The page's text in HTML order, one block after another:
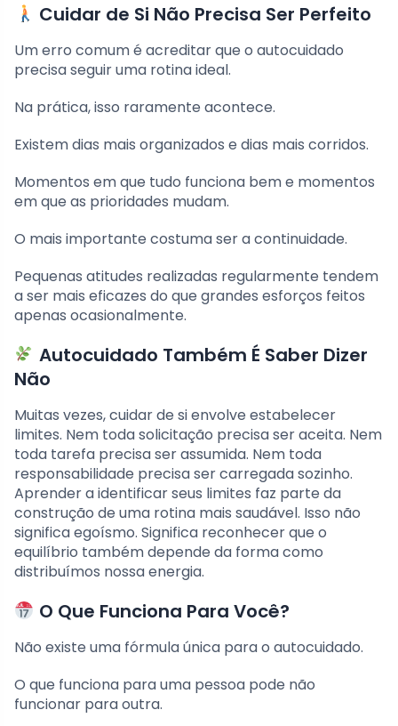
Cuidar de Si Não Precisa Ser Perfeito
Um erro comum é acreditar que o autocuidado
precisa seguir uma rotina ideal.
Na prática, isso raramente acontece.
Existem dias mais organizados e dias mais corridos.
Momentos em que tudo funciona bem e momentos
em que as prioridades mudam.
O mais importante costuma ser a continuidade.
Pequenas atitudes realizadas regularmente tendem
a ser mais eficazes do que grandes esforços feitos
apenas ocasionalmente.
Autocuidado Também É Saber Dizer
Não
Muitas vezes, cuidar de si envolve estabelecer
limites. Nem toda solicitação precisa ser aceita. Nem
toda tarefa precisa ser assumida. Nem toda
responsabilidade precisa ser carregada sozinho.
Aprender a identificar seus limites faz parte da
construção de uma rotina mais saudável. Isso não
significa egoísmo. Significa reconhecer que o
equilíbrio também depende da forma como
distribuímos nossa energia.
O Que Funciona Para Você?
Não existe uma fórmula única para o autocuidado.
O que funciona para uma pessoa pode não
funcionar para outra.